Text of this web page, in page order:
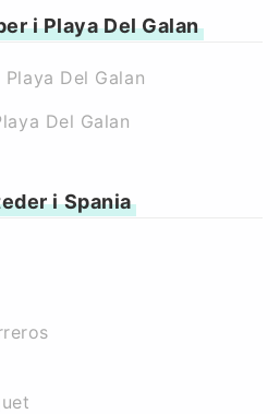
i Playa Del Galan
Del Galan
Del Galan
i Spania